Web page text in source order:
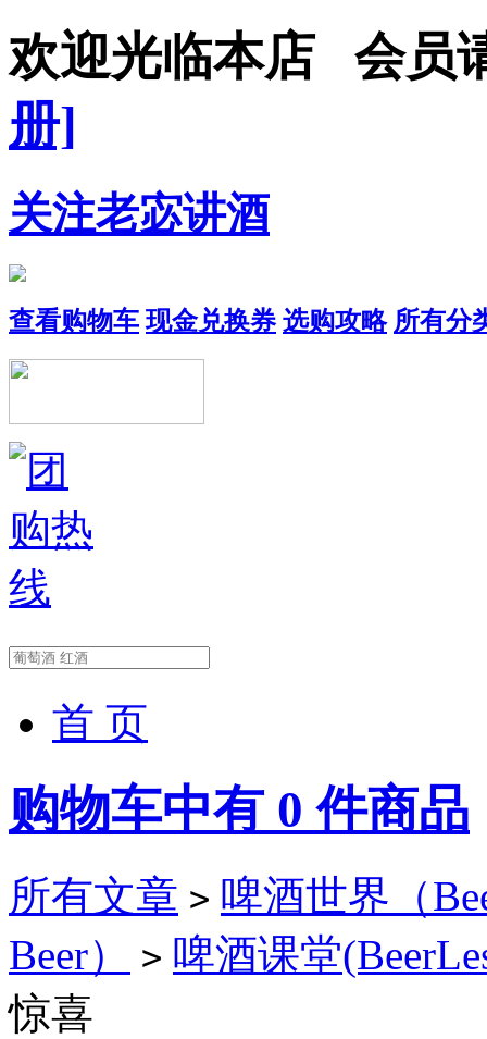
欢迎光临本店 会员
册]
关注老宓讲酒
查看购物车 现金兑换券 选购攻略 所有分
首 页
购物车中有 0 件商品
所有文章 > 啤酒世界（
Beer）
> 啤酒课堂
惊喜